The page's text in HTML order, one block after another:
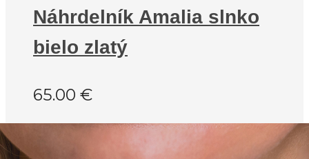
Náhrdelník Amalia slnko
bielo zlatý
65.00 €